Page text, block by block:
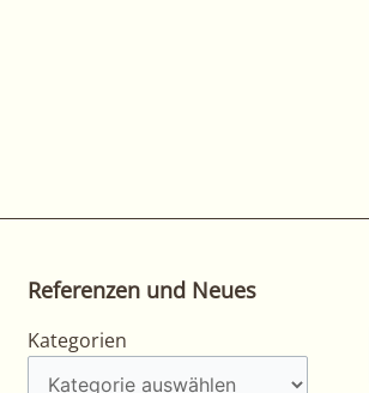
Referenzen und Neues
Kategorien
Kategorien